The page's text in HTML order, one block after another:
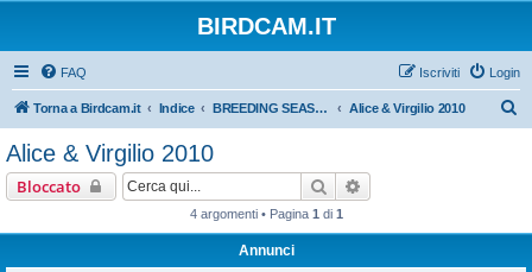
BIRDCAM.IT
FAQ Login
Iscriviti
Torna a Birdcam.it Indice BREEDING SEASON 2010 Alice & Virgilio 2010
Alice & Virgilio 2010
Bloccato Cerca
4 argomenti • Pagina 1 di 1
Annunci